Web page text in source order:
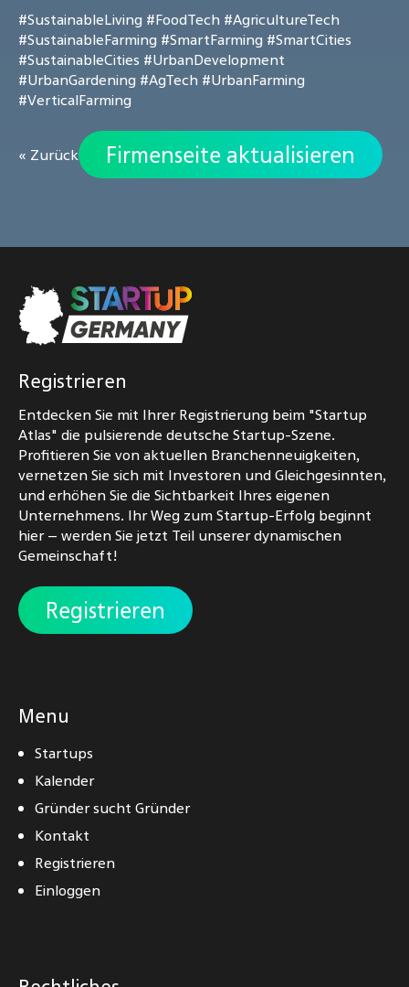
#SustainableLiving #FoodTech #AgricultureTech
#SustainableFarming #SmartFarming #SmartCities
#SustainableCities #UrbanDevelopment
#UrbanGardening #AgTech #UrbanFarming
#VerticalFarming
« Zurück Firmenseite aktualisieren
Registrieren
Entdecken Sie mit Ihrer Registrierung beim "Startup
Atlas" die pulsierende deutsche Startup-Szene.
Profitieren Sie von aktuellen Branchenneuigkeiten,
vernetzen Sie sich mit Investoren und Gleichgesinnten,
und erhöhen Sie die Sichtbarkeit Ihres eigenen
Unternehmens. Ihr Weg zum Startup-Erfolg beginnt
hier – werden Sie jetzt Teil unserer dynamischen
Gemeinschaft!
Registrieren
Menu
Startups
Kalender
Gründer sucht Gründer
Kontakt
Registrieren
Einloggen